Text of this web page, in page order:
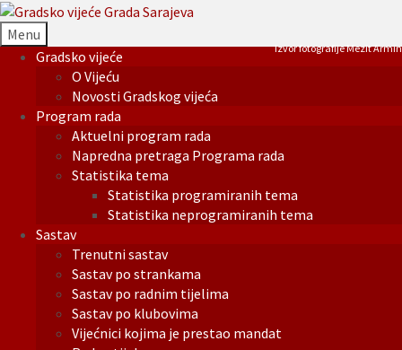
Menu
Gradsko vijeće
O Vijeću
Novosti Gradskog vijeća
Program rada
Aktuelni program rada
Napredna pretraga Programa rada
Statistika tema
Statistika programiranih tema
Statistika neprogramiranih tema
Sastav
Trenutni sastav
Sastav po strankama
Sastav po radnim tijelima
Sastav po klubovima
Vijećnici kojima je prestao mandat
Izvor fotografije Mezit Armin